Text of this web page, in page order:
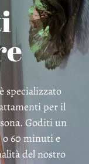
specializzato
per il
Goditi un
60 minuti e
del nostro